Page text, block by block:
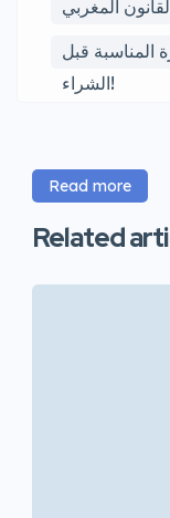
المغربي
المناسبة قبل
الشراء!
Read more
Related